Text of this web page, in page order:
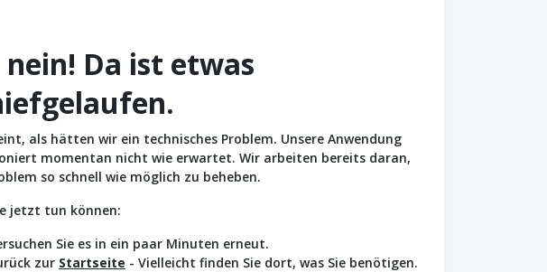
nein! Da ist etwas
als hätten wir ein technisches Problem. Unsere Anwendung
momentan nicht wie erwartet. Wir arbeiten bereits daran,
so schnell wie möglich zu beheben.
jetzt tun können:
Sie es in ein paar Minuten erneut.
zur Startseite - Vielleicht finden Sie dort, was Sie benötigen.